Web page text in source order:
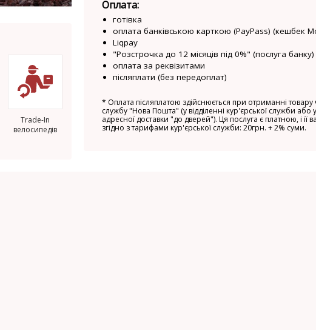
Trade-In
велосипедів
Оплата:
готівка
оплата банківською карткою (PayPass) (кешбек
Liqpay
"Розстрочка до 12 місяців під 0%" (послуга банку)
оплата за реквізитами
післяплати (без передоплат)
* Оплата післяплатою здійснюється при отриманні товару
службу "Нова Пошта" (у відділенні кур'єрської служби або
адресної доставки "до дверей"). Ця послуга є платною, і її
згідно з тарифами кур'єрської служби: 20грн. + 2% суми.